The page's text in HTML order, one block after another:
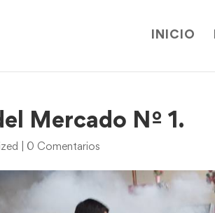
INICIO
Mercado Nº 1.
0 Comentarios